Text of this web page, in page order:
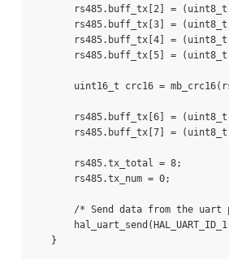
rs485.buff_tx[2] =
rs485.buff_tx[3] =
rs485.buff_tx[4] =
rs485.buff_tx[5] =
uint16_t crc16 =
rs485.buff_tx[6] =
rs485.buff_tx[7] =
rs485.tx_total = 8;
rs485.tx_num = 0;
/* Send data from the uart
}